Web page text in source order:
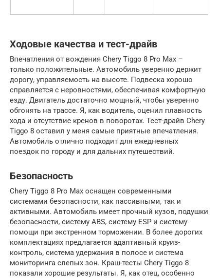
Ходовые качества и тест-драйв
Впечатления от вождения Chery Tiggo 8 Pro Max –
только положительные. Автомобиль уверенно держит
дорогу, управляемость на высоте. Подвеска хорошо
справляется с неровностями, обеспечивая комфортную
езду. Двигатель достаточно мощный, чтобы уверенно
обгонять на трассе. Я, как водитель, оценил плавность
хода и отсутствие кренов в поворотах. Тест-драйв Chery
Tiggo 8 оставил у меня самые приятные впечатления.
Автомобиль отлично подходит для ежедневных
поездок по городу и для дальних путешествий.
Безопасность
Chery Tiggo 8 Pro Max оснащен современными
системами безопасности, как пассивными, так и
активными. Автомобиль имеет прочный кузов, подушки
безопасности, систему ABS, систему ESP и систему
помощи при экстренном торможении. В более дорогих
комплектациях предлагается адаптивный круиз-
контроль, система удержания в полосе и система
мониторинга слепых зон. Краш-тесты Chery Tiggo 8
показали хорошие результаты. Я, как отец, особенно